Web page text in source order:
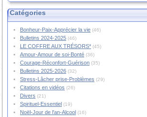
Catégories
Bonheur-Paix-Apprécier la vie (46)
Bulletins 2024-2025 (46)
LE COFFRE AUX TRÉSORS* (45)
Amour-Amour de soi-Bonté (36)
Courage-Réconfort-Guérison (35)
Bulletins 2025-2026 (32)
Stress-Lâcher prise-Problèmes (29)
Citations en vidéos (26)
Divers (21)
Spirituel-Essentiel (19)
Noël-Jour de l'an-Alcool (16)